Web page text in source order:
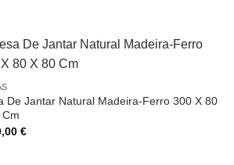
De Jantar Natural Madeira-Ferro 300 X 80
€